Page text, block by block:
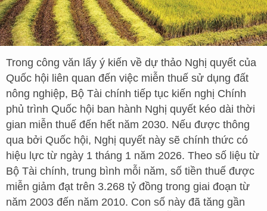
Trong công văn lấy ý kiến về dự thảo Nghị quyết của
Quốc hội liên quan đến việc miễn thuế sử dụng đất
nông nghiệp, Bộ Tài chính tiếp tục kiến nghị Chính
phủ trình Quốc hội ban hành Nghị quyết kéo dài thời
gian miễn thuế đến hết năm 2030. Nếu được thông
qua bởi Quốc hội, Nghị quyết này sẽ chính thức có
hiệu lực từ ngày 1 tháng 1 năm 2026. Theo số liệu từ
Bộ Tài chính, trung bình mỗi năm, số tiền thuế được
miễn giảm đạt trên 3.268 tỷ đồng trong giai đoạn từ
năm 2003 đến năm 2010. Con số này đã tăng gần